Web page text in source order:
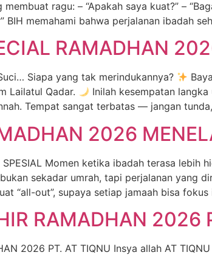
ragu: – “Apakah saya kuat?” –
BIH memahami bahwa perjalanan ibadah
RAMADHAN
Siapa yang tak merindukannya?
Lailatul Qadar.
Inilah kesempatan
Tempat sangat terbatas — jangan
2026
SPESIAL Momen ketika ibadah terasa
sekadar umrah, tapi perjalanan yang
“all-out”, supaya setiap jamaah bisa
RAMADHAN 2026
2026 PT. AT TIQNU Insya allah AT